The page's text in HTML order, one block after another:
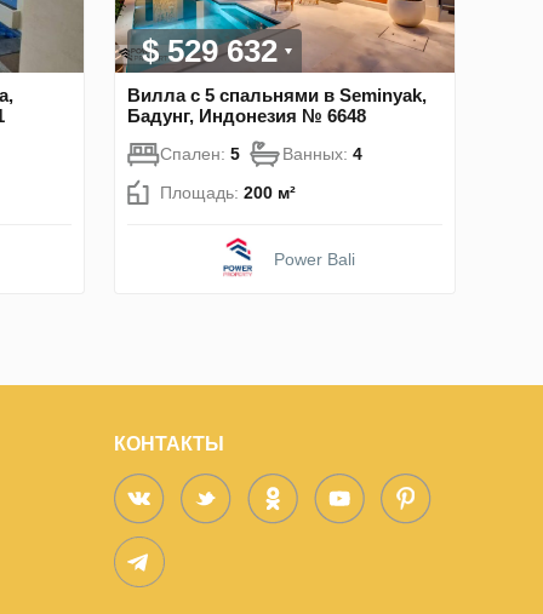
$ 529 632
Вилла с 5 спальнями в Seminyak,
Бадунг, Индонезия № 6648
Спален: 5 Ванных: 4
Площадь: 200 м²
Power Bali
КОНТАКТЫ